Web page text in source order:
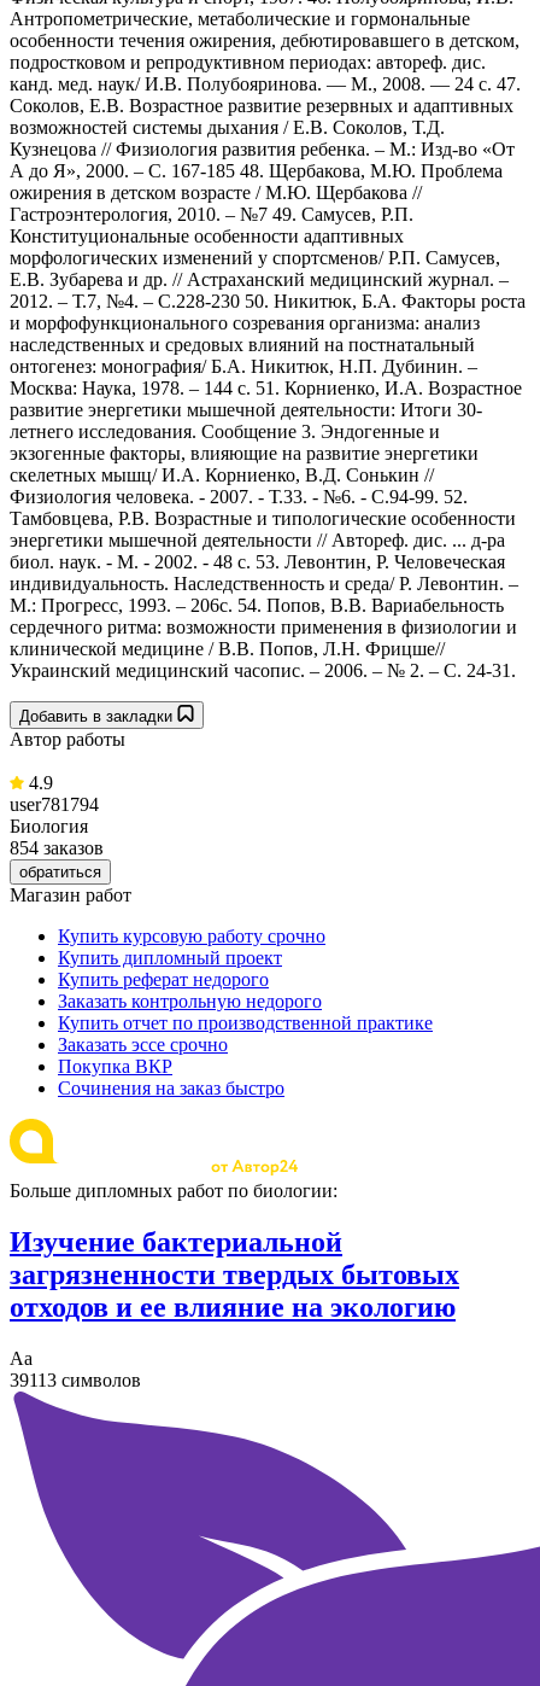
Антропометрические, метаболические и гормональные
особенности течения ожирения, дебютировавшего в детском,
подростковом и репродуктивном периодах: автореф. дис.
канд. мед. наук/ И.В. Полубояринова. — М., 2008. — 24 с. 47.
Соколов, Е.В. Возрастное развитие резервных и адаптивных
возможностей системы дыхания / Е.В. Соколов, Т.Д.
Кузнецова // Физиология развития ребенка. – М.: Изд-во «От
А до Я», 2000. – С. 167-185 48. Щербакова, М.Ю. Проблема
ожирения в детском возрасте / М.Ю. Щербакова //
Гастроэнтерология, 2010. – №7 49. Самусев, Р.П.
Конституциональные особенности адаптивных
морфологических изменений у спортсменов/ Р.П. Самусев,
Е.В. Зубарева и др. // Астраханский медицинский журнал. –
2012. – Т.7, №4. – С.228-230 50. Никитюк, Б.А. Факторы роста
и морфофункционального созревания организма: анализ
наследственных и средовых влияний на постнатальный
онтогенез: монография/ Б.А. Никитюк, Н.П. Дубинин. –
Москва: Наука, 1978. – 144 с. 51. Корниенко, И.А. Возрастное
развитие энергетики мышечной деятельности: Итоги 30-
летнего исследования. Сообщение 3. Эндогенные и
экзогенные факторы, влияющие на развитие энергетики
скелетных мышц/ И.А. Корниенко, В.Д. Сонькин //
Физиология человека. - 2007. - Т.33. - №6. - С.94-99. 52.
Тамбовцева, Р.В. Возрастные и типологические особенности
энергетики мышечной деятельности // Автореф. дис. ... д-ра
биол. наук. - М. - 2002. - 48 с. 53. Левонтин, Р. Человеческая
индивидуальность. Наследственность и среда/ Р. Левонтин. –
М.: Прогресс, 1993. – 206с. 54. Попов, В.В. Вариабельность
сердечного ритма: возможности применения в физиологии и
клинической медицине / В.В. Попов, Л.Н. Фрицше//
Украинский медицинский часопис. – 2006. – № 2. – С. 24-31.
Добавить в закладки
Автор работы
4.9
user781794
Биология
854 заказов
обратиться
Магазин работ
Купить курсовую работу срочно
Купить дипломный проект
Купить реферат недорого
Заказать контрольную недорого
Купить отчет по производственной практике
Заказать эссе срочно
Покупка ВКР
Сочинения на заказ быстро
Больше дипломных работ по биологии:
Изучение бактериальной
загрязненности твердых бытовых
отходов и ее влияние на экологию
Аа
39113 символов